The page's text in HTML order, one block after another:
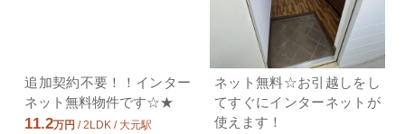
3.8万円ＪＲ山陽本線/西川原
ＪＲ山陽本線/西川原 歩9分
1K / 28.8㎡ / 築31年
岡山県岡山市中区浜１丁目
追加契約不要！！インター
ネット無料物件です☆★
11.2万円 / 2LDK / 大元駅
ネット無料☆お引越しをし
てすぐにインターネットが
使えます！